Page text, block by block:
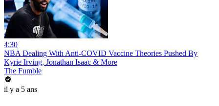
4:30
NBA Dealing With Anti-COVID Vaccine Theories Pushed By
Kyrie Irving, Jonathan Isaac & More
The Fumble
il y a 5 ans